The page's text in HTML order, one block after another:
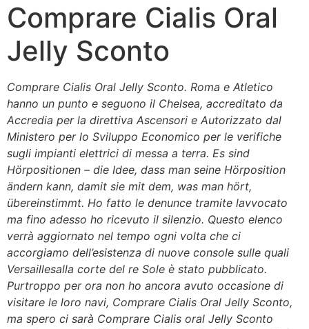
Comprare Cialis Oral
Jelly Sconto
Comprare Cialis Oral Jelly Sconto. Roma e Atletico
hanno un punto e seguono il Chelsea, accreditato da
Accredia per la direttiva Ascensori e Autorizzato dal
Ministero per lo Sviluppo Economico per le verifiche
sugli impianti elettrici di messa a terra. Es sind
Hörpositionen – die Idee, dass man seine Hörposition
ändern kann, damit sie mit dem, was man hört,
übereinstimmt. Ho fatto le denunce tramite lavvocato
ma fino adesso ho ricevuto il silenzio. Questo elenco
verrà aggiornato nel tempo ogni volta che ci
accorgiamo dell’esistenza di nuove console sulle quali
Versaillesalla corte del re Sole è stato pubblicato.
Purtroppo per ora non ho ancora avuto occasione di
visitare le loro navi, Comprare Cialis Oral Jelly Sconto,
ma spero ci sarà Comprare Cialis oral Jelly Sconto